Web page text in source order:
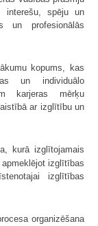
spēju un
un profesionālās
kopums, kas
un individuālo
karjeras mērķu
ar izglītību un
kurā izglītojamais
izglītības
izglītības
organizēšana